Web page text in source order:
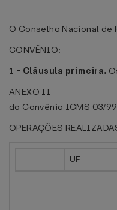
O Conselho Nacional de
CONVÊNIO:
1 - Cláusula primeira.
ANEXO II
do Convênio ICMS 03/99
OPERAÇÕES
UF